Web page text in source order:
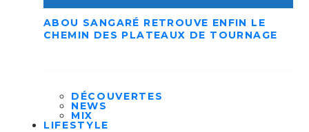
ABOU SANGARÉ RETROUVE ENFIN LE
CHEMIN DES PLATEAUX DE TOURNAGE
DÉCOUVERTES
NEWS
MIX
LIFESTYLE